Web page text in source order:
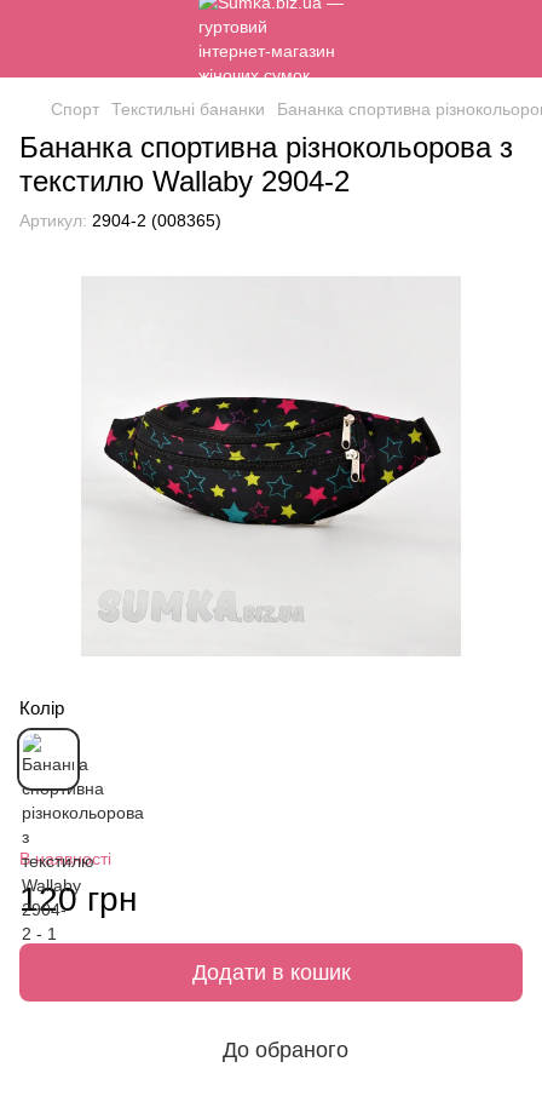
Спорт Текстильні бананки Бананка спортивна
Бананка спортивна різнокольорова з
текстилю Wallaby 2904-2
Артикул: 2904-2 (008365)
Колір
В наявності
120 грн
Додати в кошик
До обраного